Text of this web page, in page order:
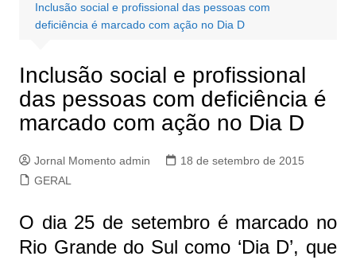
Inclusão social e profissional das pessoas com
deficiência é marcado com ação no Dia D
Inclusão social e profissional
das pessoas com deficiência é
marcado com ação no Dia D
Jornal Momento admin
18 de setembro de 2015
GERAL
O dia 25 de setembro é marcado no
Rio Grande do Sul como ‘Dia D’, que